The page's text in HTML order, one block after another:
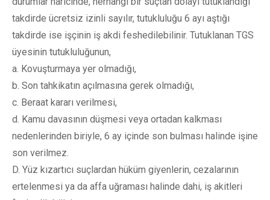
takdirde ücretsiz izinli sayılır, tutukluluğu 6 ayı aştığı
takdirde ise işçinin iş akdi feshedilebilinir. Tutuklanan TGS
üyesinin tutukluluğunun,
a. Kovuşturmaya yer olmadığı,
b. Son tahkikatın açılmasına gerek olmadığı,
c. Beraat kararı verilmesi,
d. Kamu davasının düşmesi veya ortadan kalkması
nedenlerinden biriyle, 6 ay içinde son bulması halinde işine
son verilmez.
D. Yüz kızartıcı suçlardan hüküm giyenlerin, cezalarının
ertelenmesi ya da affa uğraması halinde dahi, iş akitleri